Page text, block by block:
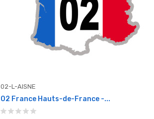
02-L-AISNE
02 France Hauts-de-France -...